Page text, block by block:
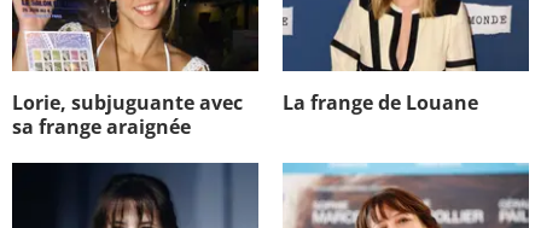
Lorie, subjuguante avec
sa frange araignée
La frange de Louane